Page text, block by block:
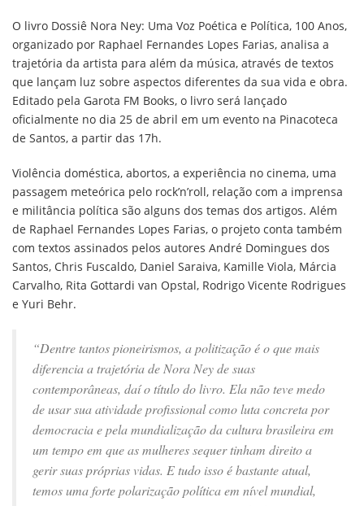
O livro Dossiê Nora Ney: Uma Voz Poética e Política, 100 Anos,
organizado por Raphael Fernandes Lopes Farias, analisa a
trajetória da artista para além da música, através de textos
que lançam luz sobre aspectos diferentes da sua vida e obra.
Editado pela Garota FM Books, o livro será lançado
oficialmente no dia 25 de abril em um evento na Pinacoteca
de Santos, a partir das 17h.
Violência doméstica, abortos, a experiência no cinema, uma
passagem meteórica pelo rock’n’roll, relação com a imprensa
e militância política são alguns dos temas dos artigos. Além
de Raphael Fernandes Lopes Farias, o projeto conta também
com textos assinados pelos autores André Domingues dos
Santos, Chris Fuscaldo, Daniel Saraiva, Kamille Viola, Márcia
Carvalho, Rita Gottardi van Opstal, Rodrigo Vicente Rodrigues
e Yuri Behr.
“Dentre tantos pioneirismos, a politização é o que mais
diferencia a trajetória de Nora Ney de suas
contemporâneas, daí o título do livro. Ela não teve medo
de usar sua atividade profissional como luta concreta por
democracia e pela mundialização da cultura brasileira em
um tempo em que as mulheres sequer tinham direito a
gerir suas próprias vidas. E tudo isso é bastante atual,
temos uma forte polarização política em nível mundial,